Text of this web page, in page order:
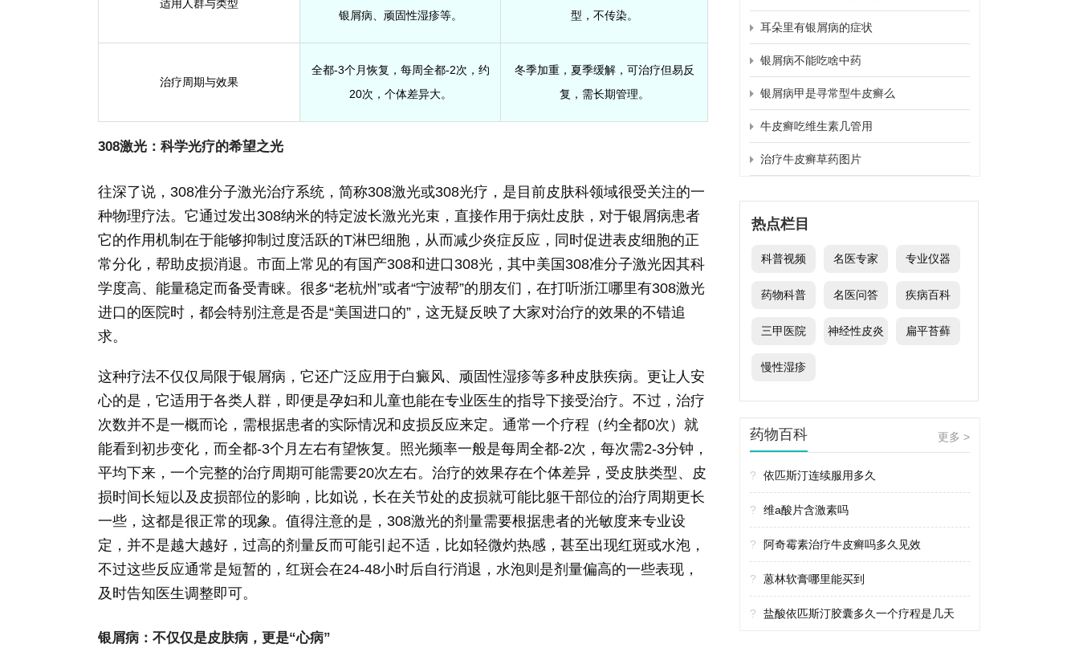
适用人群与类型
银屑病、顽固性湿疹等。
型，不传染。
治疗周期与效果
全都-3个月恢复，每周全都-2次，约
20次，个体差异大。
冬季加重，夏季缓解，可治疗但易反
复，需长期管理。
308激光：科学光疗的希望之光
往深了说，308准分子激光治疗系统，简称308激光或308光疗，是目前皮肤科领域很受关注的一
种物理疗法。它通过发出308纳米的特定波长激光光束，直接作用于病灶皮肤，对于银屑病患者
它的作用机制在于能够抑制过度活跃的T淋巴细胞，从而减少炎症反应，同时促进表皮细胞的正
常分化，帮助皮损消退。市面上常见的有国产308和进口308光，其中美国308准分子激光因其科
学度高、能量稳定而备受青睐。很多“老杭州”或者“宁波帮”的朋友们，在打听浙江哪里有308激光
进口的医院时，都会特别注意是否是“美国进口的”，这无疑反映了大家对治疗的效果的不错追
求。
这种疗法不仅仅局限于银屑病，它还广泛应用于白癜风、顽固性湿疹等多种皮肤疾病。更让人安
心的是，它适用于各类人群，即便是孕妇和儿童也能在专业医生的指导下接受治疗。不过，治疗
次数并不是一概而论，需根据患者的实际情况和皮损反应来定。通常一个疗程（约全都0次）就
能看到初步变化，而全都-3个月左右有望恢复。照光频率一般是每周全都-2次，每次需2-3分钟，
平均下来，一个完整的治疗周期可能需要20次左右。治疗的效果存在个体差异，受皮肤类型、皮
损时间长短以及皮损部位的影晌，比如说，长在关节处的皮损就可能比躯干部位的治疗周期更长
一些，这都是很正常的现象。值得注意的是，308激光的剂量需要根据患者的光敏度来专业设
定，并不是越大越好，过高的剂量反而可能引起不适，比如轻微灼热感，甚至出现红斑或水泡，
不过这些反应通常是短暂的，红斑会在24-48小时后自行消退，水泡则是剂量偏高的一些表现，
及时告知医生调整即可。
银屑病：不仅仅是皮肤病，更是“心病”
耳朵里有银屑病的症状
银屑病不能吃啥中药
银屑病甲是寻常型牛皮癣么
牛皮癣吃维生素几管用
治疗牛皮癣草药图片
热点栏目
科普视频 名医专家 专业仪器
药物科普 名医问答 疾病百科
三甲医院 神经性皮炎 扁平苔藓
慢性湿疹
药物百科 更多 >
? 依匹斯汀连续服用多久
? 维a酸片含激素吗
? 阿奇霉素治疗牛皮癣吗多久见效
? 蒽林软膏哪里能买到
? 盐酸依匹斯汀胶囊多久一个疗程是几天